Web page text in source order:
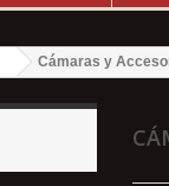
Cámaras y